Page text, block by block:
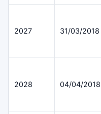
2027 31/03/2018
2028 04/04/2018